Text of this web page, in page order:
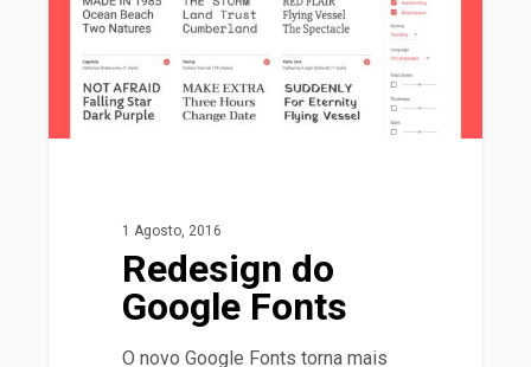
1 Agosto, 2016
Redesign do
Google Fonts
O novo Google Fonts torna mais